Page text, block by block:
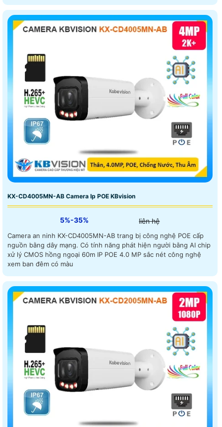
KX-CD4005MN-AB Camera Ip POE KBvision
5%-35% liên hệ
Camera an ninh KX-CD4005MN-AB trang bị công nghệ POE cấp
nguồn bằng dây mạng. Có tính năng phát hiện người bằng AI chip
xử lý CMOS hồng ngoại 60m IP POE 4.0 MP sắc nét công nghệ
xem ban đêm có màu